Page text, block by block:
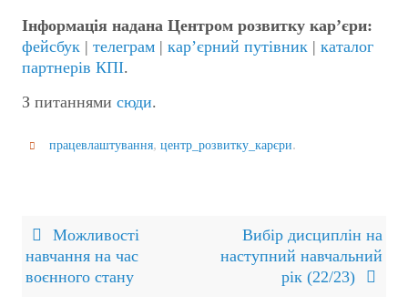
Інформація надана Центром розвитку кар’єри:
фейсбук | телеграм | кар’єрний путівник | каталог
партнерів КПІ.
З питаннями сюди.
працевлаштування,центр_розвитку_карєри.
Можливості
навчання на час
воєнного стану
Вибір дисциплін на
наступний навчальний
рік (22/23)